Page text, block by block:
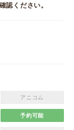
認ください。
アニコム
予約可能